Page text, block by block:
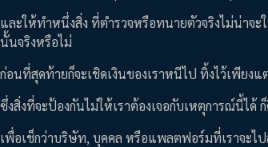
และให้ทำหนึ่งสิ่ง ที่ตำรวจหรือทนายตัวจริงไม่น่าจะ
นั้นจริงหรือไม่
ก่อนที่สุดท้ายก็จะเชิดเงินของเราหนีไป ทิ้งไว้เพียง
ซึ่งสิ่งที่จะป้องกันไม่ให้เราต้องเจอกับเหตุการณ์นี้ได้
เพื่อเช็กว่าบริษัท, บุคคล หรือแพลตฟอร์มที่เราจะไ